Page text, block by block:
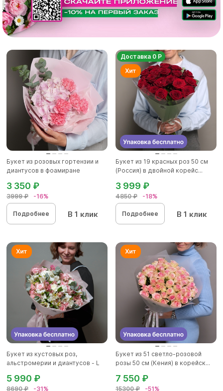
Букет из розовых гортензии и
диантусов в фоамиране
3999 ₽ -16%
3 350 ₽
Подробнее В 1 клик
Доставка 0 Р
Букет из 19 красных роз 50 см
(Россия) в двойной корейс...
4850 ₽ -18%
3 999 ₽
Подробнее В 1 клик
Букет из кустовых роз,
альстромерии и диантусов - L
8690 ₽ -31%
5 990 ₽
Букет из 51 светло-розовой
розы 50 см (Кения) в корейск...
15300 ₽ -51%
7 550 ₽